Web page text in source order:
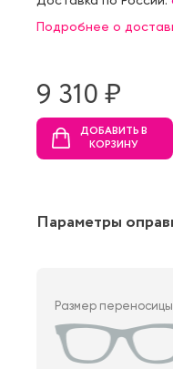
Подробнее о
9 310 ₷
ДОБАВИТЬ В
КОРЗИНУ
Параметры
Размер переносицы